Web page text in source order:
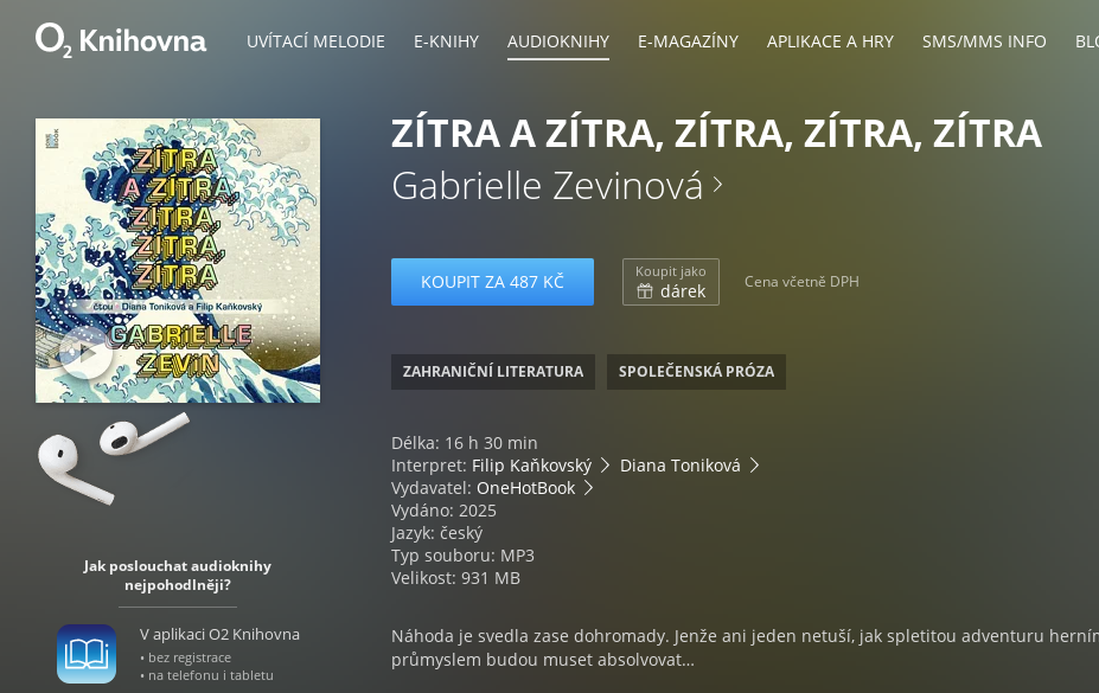
UVÍTACÍ MELODIE E-KNIHY AUDIOKNIHY E-MAGAZÍNY APLIKACE A HRY SMS/MMS INFO
Jak poslouchat audioknihy
nejpohodlněji?
V aplikaci O2 Knihovna
• bez registrace
• na telefonu i tabletu
ZÍTRA A ZÍTRA, ZÍTRA, ZÍTRA, ZÍTRA
Gabrielle Zevinová
KOUPIT ZA 487 KČ Koupit jako
dárek Cena včetně DPH
ZAHRANIČNÍ LITERATURA SPOLEČENSKÁ PRÓZA
Délka: 16 h 30 min
Interpret: Filip Kaňkovský
Diana Toniková
Vydavatel: OneHotBook
Vydáno: 2025
Jazyk: český
Typ souboru: MP3
Velikost: 931 MB
Náhoda je svedla zase dohromady. Jenže ani jeden netuší, jak spletitou adventuru
průmyslem budou muset absolvovat…